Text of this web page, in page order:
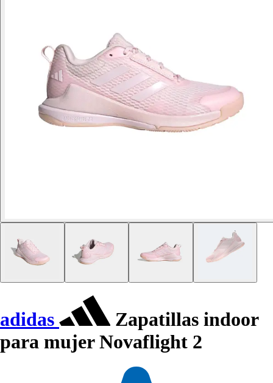
adidas
Zapatillas indoor
para mujer Novaflight 2